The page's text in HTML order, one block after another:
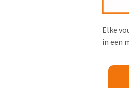
Elke
in een